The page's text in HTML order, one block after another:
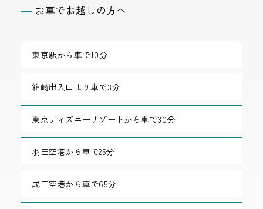
お車でお越しの方へ
東京駅から車で10分
箱崎出入口より車で3分
東京ディズニーリゾートから車で30分
羽田空港から車で25分
成田空港から車で65分